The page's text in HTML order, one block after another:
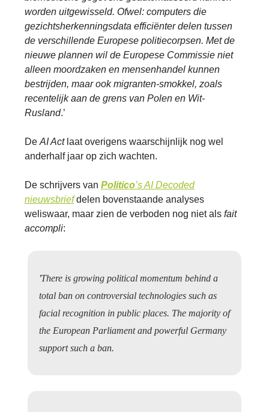
worden uitgewisseld. Ofwel: computers die
gezichtsherkenningsdata efficiënter delen tussen
de verschillende Europese politiecorpsen. Met de
nieuwe plannen wil de Europese Commissie niet
alleen moordzaken en mensenhandel kunnen
bestrijden, maar ook migranten-smokkel, zoals
recentelijk aan de grens van Polen en Wit-
Rusland.’
De AI Actlaat overigens waarschijnlijk nog wel
anderhalf jaar op zich wachten.
De schrijvers van Politico’s AI Decoded
nieuwsbriefdelen bovenstaande analyses
weliswaar, maar zien de verboden nog niet als fait
accompli:
'There is growing political momentum behind a
total ban on controversial technologies such as
facial recognition in public places. The majority of
the European Parliament and powerful Germany
support such a ban.